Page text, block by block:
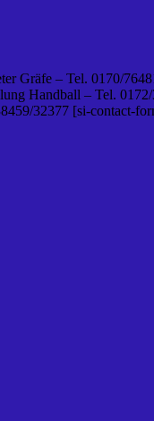
Gräfe – Tel. 0170/
Handball – Tel.
32377 [si-contact-